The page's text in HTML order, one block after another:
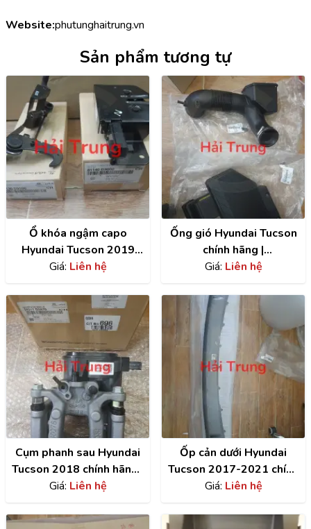
Website:phutunghaitrung.vn
Sản phẩm tương tự
Ổ khóa ngậm capo
Hyundai Tucson 2019
chính hãng |
81130D3400
Giá: Liên hệ
Ống gió Hyundai Tucson
chính hãng |
28210D3200
Giá: Liên hệ
Cụm phanh sau Hyundai
Tucson 2018 chính hãng |
58311D3A70
Giá: Liên hệ
Ốp cản dưới Hyundai
Tucson 2017-2021 chính
hãng | 86565D3500
Giá: Liên hệ